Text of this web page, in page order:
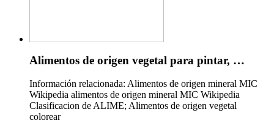
Alimentos de origen vegetal para pintar, …
Información relacionada: Alimentos de origen mineral MIC
Wikipedia alimentos de origen mineral MIC Wikipedia
Clasificacion de ALIME; Alimentos de origen vegetal
colorear